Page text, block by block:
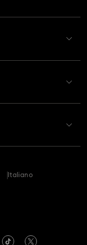
Italiano